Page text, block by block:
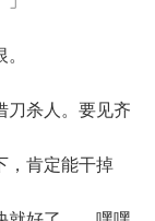
杀人。要见齐
，肯定能干掉